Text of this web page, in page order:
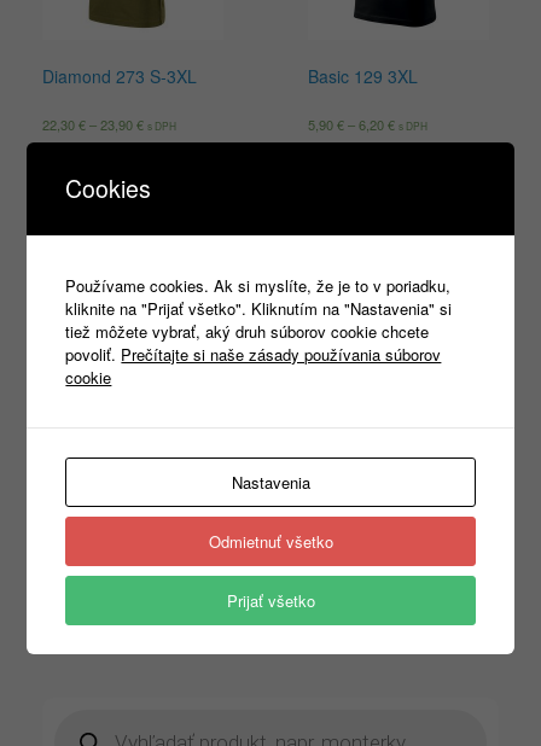
Diamond 273 S-3XL
22,30€– 23,90€ s DPH
Výber možností
Basic 129 3XL
5,90€–6,20€ s DPH
Výber možností
Single J. 202 3XL
Výber možností
search
Cookies
Používame cookies. Ak si myslíte, že je to v poriadku,
kliknite na "Prijať všetko". Kliknutím na "Nastavenia" si
tiež môžete vybrať, aký druh súborov cookie chcete
povoliť. Prečítajte si naše zásady používania súborov
cookie
Nastavenia
Odmietnuť všetko
Prijať všetko